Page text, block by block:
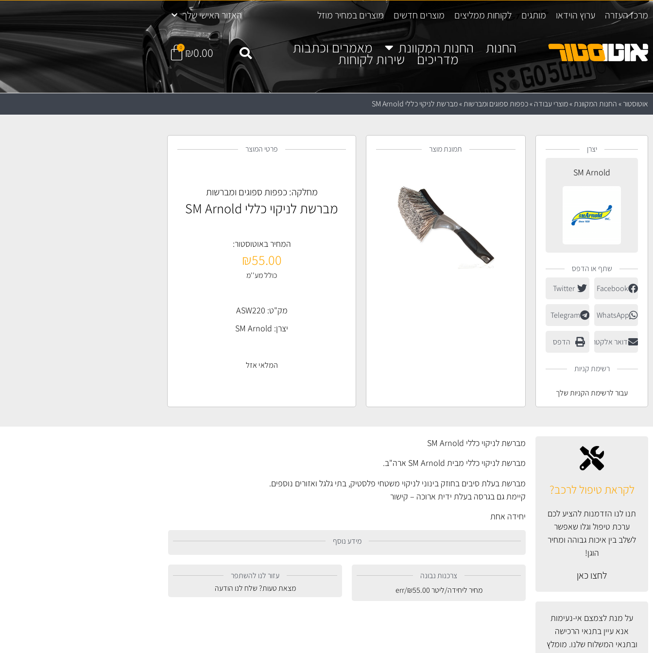
מרכז העזרה ערוץ הוידאו מותגים לקוחות ממליצים מוצרים חדשים מוצרים במחיר מוזל האזור האישי שלך
החנות החנות המקוונת מאמרים וכתבות
מדריכים שירות לקוחות ₪0.00
0
אוטוסטור»החנות המקוונת»מוצרי עבודה»כפפות ספוגים ומברשות»מברשת לניקוי כללי SM Arnold
יצרן
SM Arnold
שתף או הדפס
Facebook
Twitter
WhatsApp
Telegram
דואר אלקטרוני הדפס
רשימת קניות
עבור לרשימת הקניות שלך
תמונת מוצר פרטי המוצר
מחלקה:כפפות ספוגים ומברשות
מברשת לניקוי כללי SM Arnold
המחיר באוטוסטור:
₪55.00
כולל מע''מ
מק"ט: ASW220
יצרן: SM Arnold
המלאי אזל
לקראת טיפול לרכב?
תנו לנו הזדמנות להציע לכם
ערכת טיפול וגלו שאפשר
לשלב בין איכות גבוהה ומחיר
הוגן!
לחצו כאן
על מנת לצמצם אי-נעימות
אנא עיין בתנאי הרכישה
ובתנאי המשלוח שלנו. מומלץ
מברשת לניקוי כללי SM Arnold
מברשת לניקוי כללי מבית SM Arnold ארה"ב.
מברשת בעלת סיבים בחוזק בינוני לניקוי משטחי פלסטיק, בתי גלגל ואזורים נוספים.
קיימת גם בגרסה בעלת ידית ארוכה – קישור
יחידה אחת
מידע נוסף
צרכנות נבונה
מחיר ליחידה/ליטר
₪55.00
/err
עזור לנו להשתפר
מצאת טעות? שלח לנו הודעה